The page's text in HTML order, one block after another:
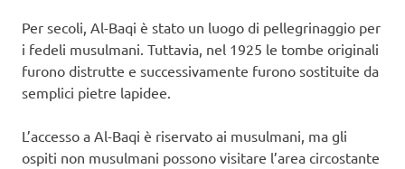
Per secoli, Al-Baqi è stato un luogo di pellegrinaggio per
i fedeli musulmani. Tuttavia, nel 1925 le tombe originali
furono distrutte e successivamente furono sostituite da
semplici pietre lapidee.
L’accesso a Al-Baqi è riservato ai musulmani, ma gli
ospiti non musulmani possono visitare l’area circostante